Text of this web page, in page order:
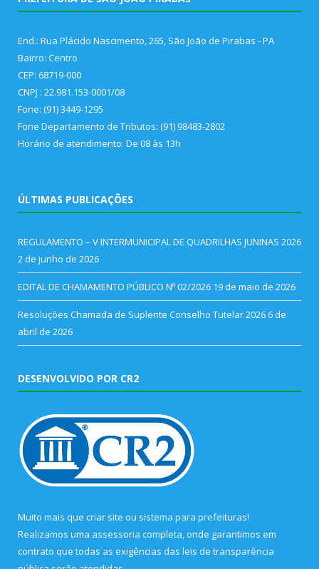
End.: Rua Plácido Nascimento, 265, São João de Pirabas - PA
Bairro: Centro
CEP: 68719-000
CNPJ : 22.981.153-0001/08
Fone: (91) 3449-1295
Fone Departamento de Tributos: (91) 98483-2802
Horário de atendimento: De 08 às 13h
ÚLTIMAS PUBLICAÇÕES
REGULAMENTO – V INTERMUNICIPAL DE QUADRILHAS JUNINAS 2026
2 de junho de 2026
EDITAL DE CHAMAMENTO PÚBLICO Nº 02/2026 19 de maio de 2026
Resoluções Chamada de Suplente Conselho Tutelar 2026 6 de
abril de 2026
DESENVOLVIDO POR CR2
Muito mais que criar site ou sistema para prefeituras!
Realizamos uma assessoria completa, onde garantimos em
contrato que todas as exigências das leis de transparência